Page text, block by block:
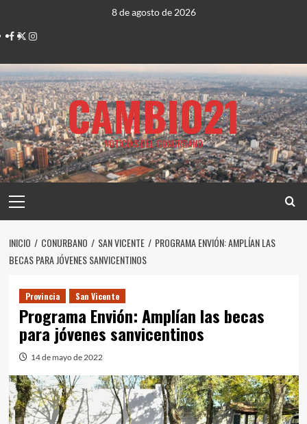
contenido
8 de agosto de 2026
Facebook
TwitterInstagram
CAMBIO21
NOTICIAS DEL CONURBANO
principal
INICIO CONURBANO SAN VICENTE
PROGRAMA ENVIÓN: AMPLÍAN LAS
BECAS PARA JÓVENES SANVICENTINOS
Provincia San Vicente
Programa Envión: Amplían las becas
para jóvenes sanvicentinos
14 de mayo de 2022